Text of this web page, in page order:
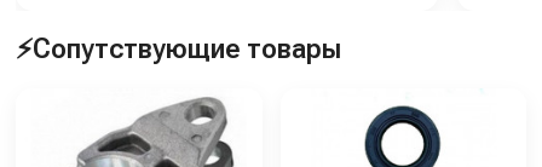
⚡Сопутствующие товары